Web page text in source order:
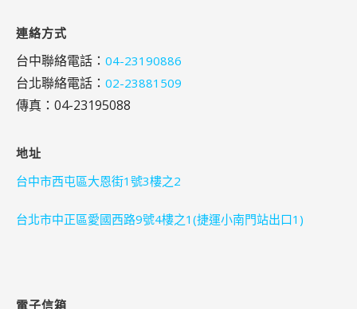
連絡方式
台中聯絡電話： 04-23190886
台北聯絡電話： 02-23881509
傳真：04-23195088
地址
台中市西屯區大恩街1號3樓之2
台北市中正區愛國西路9號4樓之1(捷運小南門站出口1)
電子信箱